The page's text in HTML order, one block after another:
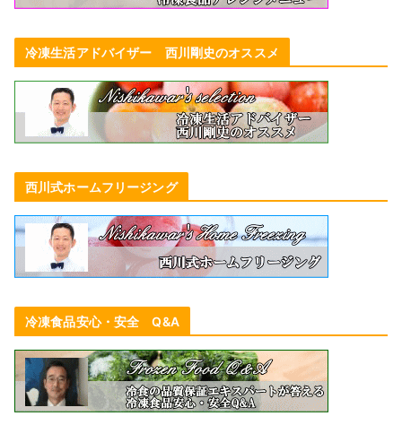
冷凍生活アドバイザー 西川剛史のオススメ
西川式ホームフリージング
冷凍食品安心・安全 Q&A